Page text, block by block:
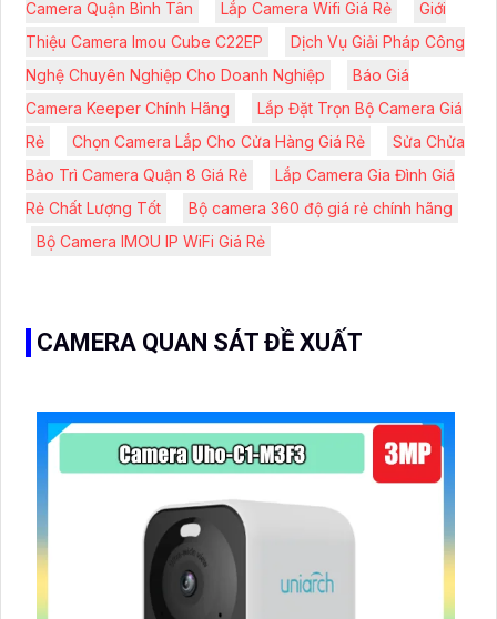
Camera Quận Bình Tân
Lắp Camera Wifi Giá Rẻ
Giới
Thiệu Camera Imou Cube C22EP
Dịch Vụ Giải Pháp Công
Nghệ Chuyên Nghiệp Cho Doanh Nghiệp
Báo Giá
Camera Keeper Chính Hãng
Lắp Đặt Trọn Bộ Camera Giá
Rẻ
Chọn Camera Lắp Cho Cửa Hàng Giá Rẻ
Sửa Chửa
Bảo Trì Camera Quận 8 Giá Rẻ
Lắp Camera Gia Đình Giá
Rẻ Chất Lượng Tốt
Bộ camera 360 độ giá rẻ chính hãng
Bộ Camera IMOU IP WiFi Giá Rẻ
CAMERA QUAN SÁT ĐỀ XUẤT